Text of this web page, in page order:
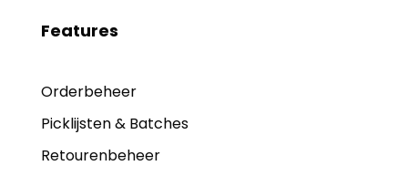
Features
Orderbeheer
Picklijsten & Batches
Retourenbeheer